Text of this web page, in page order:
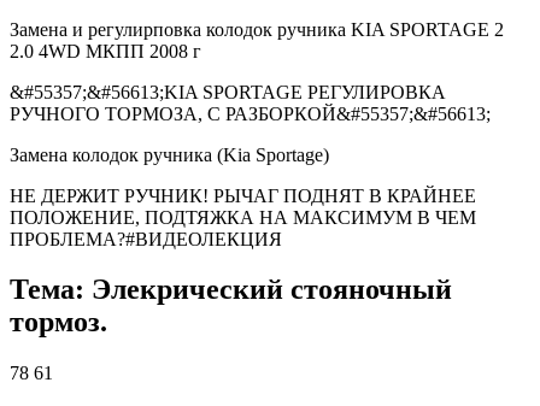
Замена и регулирповка колодок ручника KIA SPORTAGE 2
2.0 4WD МКПП 2008 г
&#55357;&#56613;KIA SPORTAGE РЕГУЛИРОВКА
РУЧНОГО ТОРМОЗА, С РАЗБОРКОЙ&#55357;&#56613;
Замена колодок ручника (Kia Sportage)
НЕ ДЕРЖИТ РУЧНИК! РЫЧАГ ПОДНЯТ В КРАЙНЕЕ
ПОЛОЖЕНИЕ, ПОДТЯЖКА НА МАКСИМУМ В ЧЕМ
ПРОБЛЕМА?#ВИДЕОЛЕКЦИЯ
Тема: Элекрический стояночный
тормоз.
78 61